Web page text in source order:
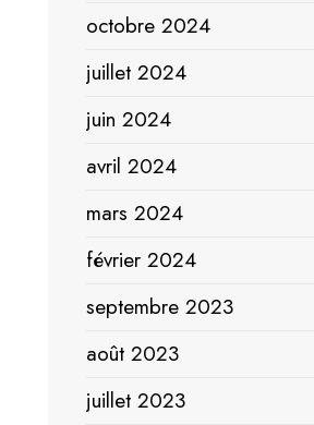
octobre 2024
juillet 2024
juin 2024
avril 2024
mars 2024
février 2024
septembre 2023
août 2023
juillet 2023